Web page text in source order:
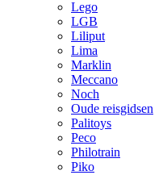
Lego
LGB
Liliput
Lima
Marklin
Meccano
Noch
Oude reisgidsen
Palitoys
Peco
Philotrain
Piko